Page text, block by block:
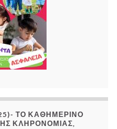
ΤΟ ΚΑΘΗΜΕΡΙΝΟ
ΚΛΗΡΟΝΟΜΙΑΣ,